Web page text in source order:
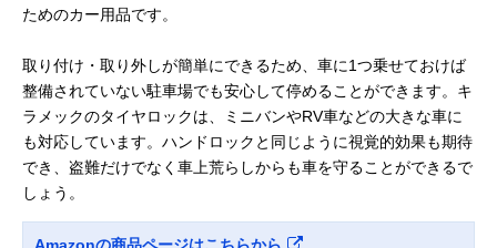
ためのカー用品です。
取り付け・取り外しが簡単にできるため、車に1つ乗せておけば
整備されていない駐車場でも安心して停めることができます。キ
ラメックのタイヤロックは、ミニバンやRV車などの大きな車に
も対応しています。ハンドロックと同じように視覚的効果も期待
でき、盗難だけでなく車上荒らしからも車を守ることができるで
しょう。